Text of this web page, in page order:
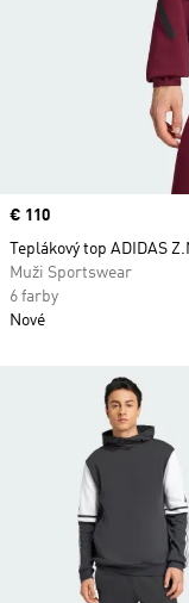
Price
€ 110
Teplákový top ADIDAS
Muži Sportswear
6 farby
Nové